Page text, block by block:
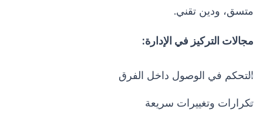
متسق، ودين تقني.
مجالات التركيز في الإدارة:
التحكم في الوصول داخل الفرق
تكرارات وتغييرات سريعة